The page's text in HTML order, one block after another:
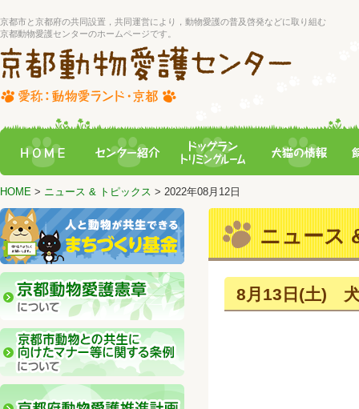
京都市と京都府の共同設置，共同運営により，動物愛護の普及啓発などに取り組む
京都動物愛護センターのホームページです。
HOME > ニュース & トピックス > 2022年08月12日
ニュース
8月13日(土) 犬